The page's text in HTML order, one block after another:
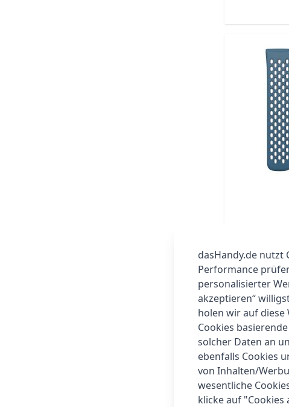
dasHandy.de nutzt
Performance
personalisierter
akzeptieren“
holen wir auf diese
Cookies
solcher Daten an
ebenfalls Cookies
von Inhalten/
wesentliche
klicke auf